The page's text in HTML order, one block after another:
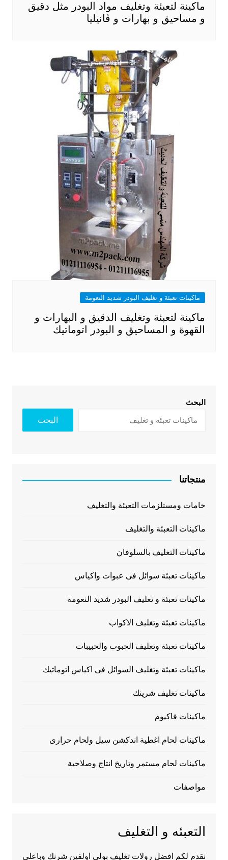
ماكينة لتعبئة وتغليف مواد البودر مثل دقيق
و مساحيق و بهارات و ڤانيليا
ماكينات تعبئة و تغليف البودر شديد النعومة
ماكينة لتعبئة وتغليف الدقيق و البهارات و
القهوة و المساحيق و البودر اتوماتيك
البحث
البحث
منتجاتنا
خامات ومستلزمات التعبئة والتغليف
ماكينات التعبئة والتغليف
ماكينات التغليف بالسلوفان
ماكينات تعبئة سوائل فى عبوات واكياس
ماكينات تعبئة و تغليف البودر شديد النعومة
ماكينات تعبئة وتغليف الاكواب
ماكينات تعبئة وتغليف الحبوب والحبيبات
ماكينات تعبئة وتغليف السوائل فى اكياس اتوماتيك
ماكينات تغليف شرينك
ماكينات فاكيوم
ماكينات لحام اغطية اندكشن سيل ولحام حرارى
ماكينات لحام مستمر وتاريخ انتاج وصلاحية
مواصفات
التعبئه و التغليف
نقدم لكم افضل رولات تغليف بولي اولفين شرنك وباعلى